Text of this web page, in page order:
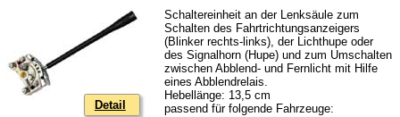
Bremsen
Elektrik
Beleuchtung
Motor
Detail
Schaltereinheit an der Lenksäule zum
Schalten des Fahrtrichtungsanzeigers
(Blinker rechts-links), der Lichthupe oder
des Signalhorn (Hupe) und zum Umschalten
zwischen Abblend- und Fernlicht mit Hilfe
eines Abblendrelais.
Hebellänge: 13,5 cm
passend für folgende Fahrzeuge: